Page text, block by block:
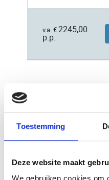
Toestemming
Deze website maakt
v.a. € 2245,00
p.p.